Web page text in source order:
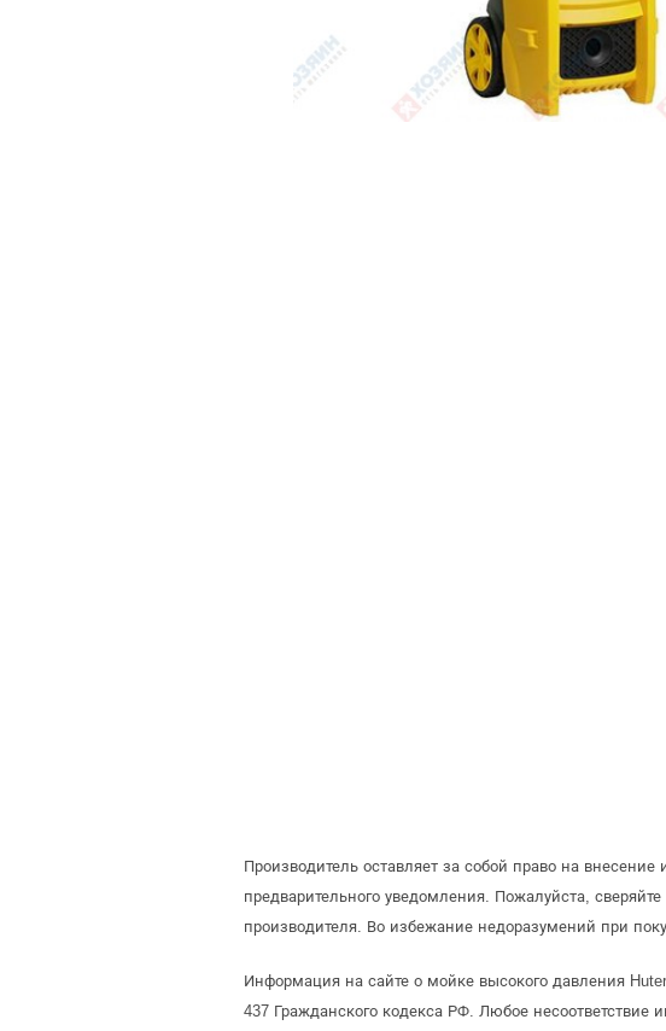
Производитель оставляет за собой право на
предварительного уведомления. Пожалуйста,
производителя. Во избежание недоразумений при
Информация на сайте о мойке высокого давления
437 Гражданского кодекса РФ. Любое